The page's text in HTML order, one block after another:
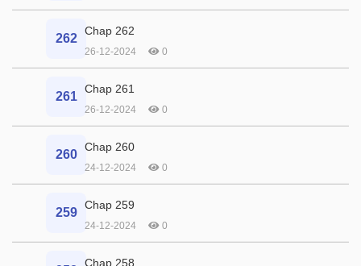
262
Chap 262
26-12-2024 0
261
Chap 261
26-12-2024 0
260
Chap 260
24-12-2024 0
259
Chap 259
24-12-2024 0
Chap 258